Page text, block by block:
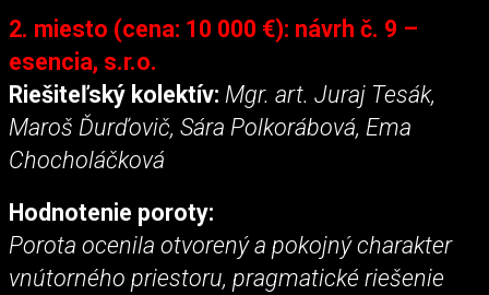
2. miesto (cena: 10 000 €): návrh č. 9 –
esencia, s.r.o.
Riešiteľský kolektív: Mgr. art. Juraj Tesák,
Maroš Ďurďovič, Sára Polkorábová, Ema
Chocholáčková
Hodnotenie poroty:
Porota ocenila otvorený a pokojný charakter
vnútorného priestoru, pragmatické riešenie